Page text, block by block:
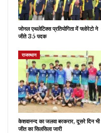
जोनल एथलेटिक्स प्रतियोगिता में फ्लोरेटो ने
जीते 35 पदक
राजस्थान
केशवानन्द का जलवा बरकरार, दूसरे दिन भी
जीत का सिलसिला जारी